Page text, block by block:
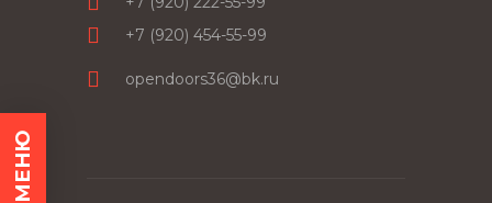
МЕНЮ
+7 (920) 454-55-99
opendoors36@bk.ru